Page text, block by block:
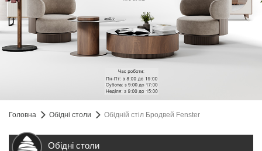
Головна Обідні столи Обідній стіл Бродвей Fenster
Обідні столи